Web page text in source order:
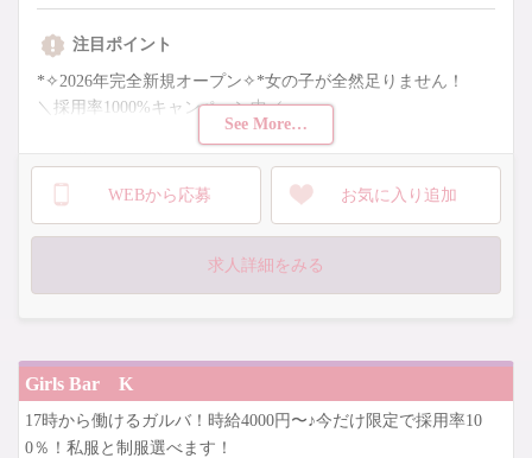
See More…
注目ポイント
*✧2026年完全新規オープン✧*女の子が全然足りません！
＼採用率1000%キャンペーン中／
安心のサポート体制充実♡
【✧24時間営業中！】
朝・昼・夜ず〜っと営業中だから
がっつり稼げちゃう♡
WEBから応募 お気に入り追加
求人詳細をみる
Girls Bar K
17時から働けるガルバ！時給4000円〜♪今だけ限定で採用率10
0％！私服と制服選べます！